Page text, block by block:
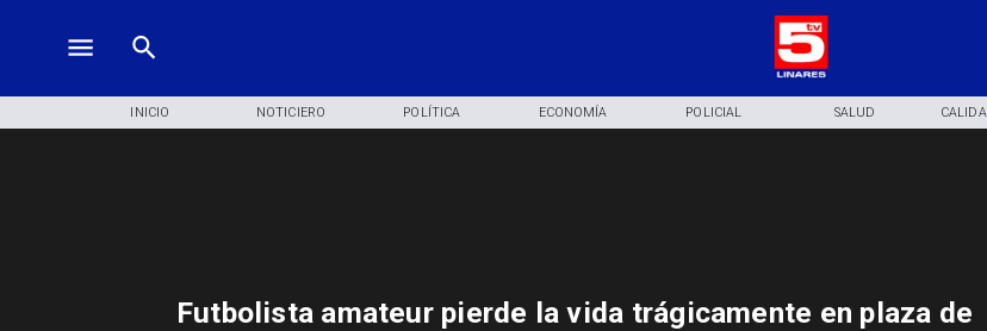
INICIO NOTICIERO POLÍTICA ECONOMÍA POLICIAL SALUD
Futbolista amateur pierde la vida trágicamente en plaza de